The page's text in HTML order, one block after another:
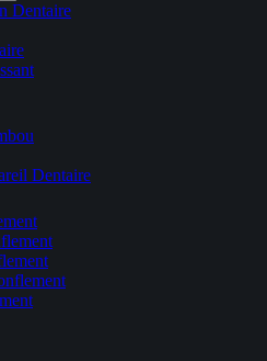
Dentaire
Dentaire